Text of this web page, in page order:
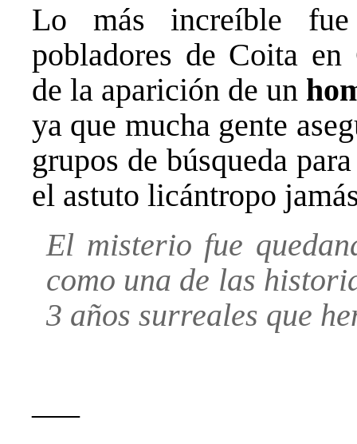
Lo más increíble
pobladores de Coita en
de la aparición de un
ya que mucha gente
grupos de búsqueda
el astuto licántropo
El misterio fue
como una de las
3 años surreales que
—–